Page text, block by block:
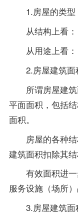
1.房屋的类型
从结构上看：
从用途上看：
2.房屋建筑面
所谓房屋建筑
平面面积，包括
面积。
房屋的各种结
建筑面积扣除其
有效面积进一
服务设施（场所
3.房屋建筑面